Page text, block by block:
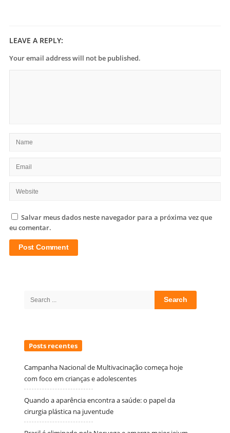
LEAVE A REPLY:
Your email address will not be published.
Salvar meus dados neste navegador para a próxima vez que
eu comentar.
Search
Posts recentes
Campanha Nacional de Multivacinação começa hoje
com foco em crianças e adolescentes
Quando a aparência encontra a saúde: o papel da
cirurgia plástica na juventude